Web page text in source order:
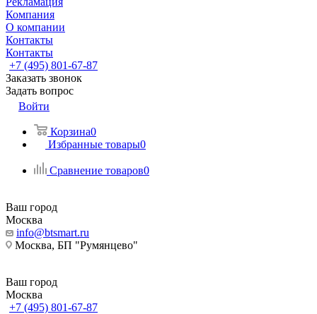
Компания
О компании
Контакты
Контакты
+7 (495) 801-67-87
Заказать звонок
Задать вопрос
Войти
Корзина0
Избранные товары0
Сравнение товаров0
Ваш город
Москва
info@btsmart.ru
Москва, БП "Румянцево"
Ваш город
Москва
+7 (495) 801-67-87